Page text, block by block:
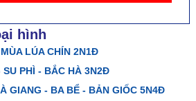
hình
LÚA CHÍN 2N1Đ
SU PHÌ - BẮC HÀ 3N2Đ
GIANG - BA BỂ - BẢN GIỐC 5N4Đ